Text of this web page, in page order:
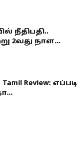
நீதிபதி..
2வது நாள...
Tamil Review: எப்படி